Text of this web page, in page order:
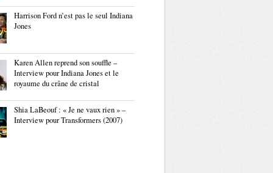
Harrison Ford n’est pas le seul Indiana
Jones
Karen Allen reprend son souffle –
Interview pour Indiana Jones et le
royaume du crâne de cristal
Shia LaBeouf : « Je ne vaux rien » –
Interview pour Transformers (2007)